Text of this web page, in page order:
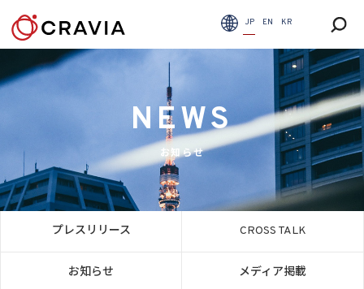
JP EN KR
NEWS
お知らせ
プレスリリース CROSS TALK
お知らせ メディア掲載